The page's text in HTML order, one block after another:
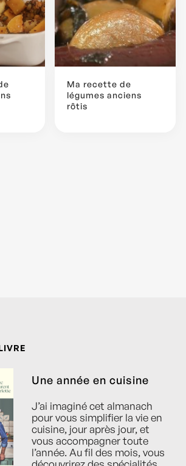
Ma recette de
légumes anciens
rôtis
Une année en cuisine
J’ai imaginé cet almanach
pour vous simplifier la vie en
cuisine, jour après jour, et
vous accompagner toute
l’année. Au fil des mois, vous